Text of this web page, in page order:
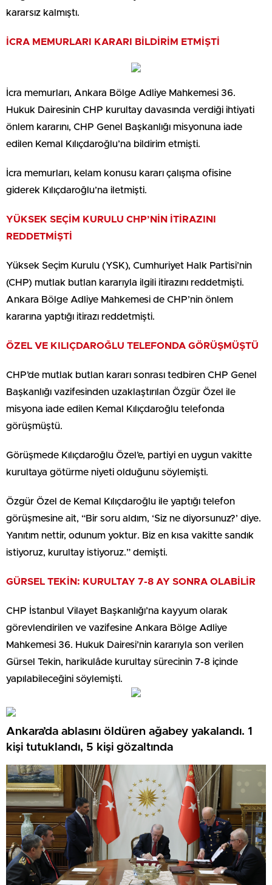
kararsız kalmıştı.
İCRA MEMURLARI KARARI BİLDİRİM ETMİŞTİ
İcra memurları, Ankara Bölge Adliye Mahkemesi 36.
Hukuk Dairesinin CHP kurultay davasında verdiği ihtiyati
önlem kararını, CHP Genel Başkanlığı misyonuna iade
edilen Kemal Kılıçdaroğlu’na bildirim etmişti.
İcra memurları, kelam konusu kararı çalışma ofisine
giderek Kılıçdaroğlu’na iletmişti.
YÜKSEK SEÇİM KURULU CHP’NİN İTİRAZINI
REDDETMİŞTİ
Yüksek Seçim Kurulu (YSK), Cumhuriyet Halk Partisi’nin
(CHP) mutlak butlan kararıyla ilgili itirazını reddetmişti.
Ankara Bölge Adliye Mahkemesi de CHP’nin önlem
kararına yaptığı itirazı reddetmişti.
ÖZEL VE KILIÇDAROĞLU TELEFONDA GÖRÜŞMÜŞTÜ
CHP’de mutlak butlan kararı sonrası tedbiren CHP Genel
Başkanlığı vazifesinden uzaklaştırılan Özgür Özel ile
misyona iade edilen Kemal Kılıçdaroğlu telefonda
görüşmüştü.
Görüşmede Kılıçdaroğlu Özel’e, partiyi en uygun vakitte
kurultaya götürme niyeti olduğunu söylemişti.
Özgür Özel de Kemal Kılıçdaroğlu ile yaptığı telefon
görüşmesine ait, “Bir soru aldım, ‘Siz ne diyorsunuz?’ diye.
Yanıtım nettir, odunum yoktur. Biz en kısa vakitte sandık
istiyoruz, kurultay istiyoruz.” demişti.
GÜRSEL TEKİN: KURULTAY 7-8 AY SONRA OLABİLİR
CHP İstanbul Vilayet Başkanlığı’na kayyum olarak
görevlendirilen ve vazifesine Ankara Bölge Adliye
Mahkemesi 36. Hukuk Dairesi’nin kararıyla son verilen
Gürsel Tekin, harikulâde kurultay sürecinin 7-8 içinde
yapılabileceğini söylemişti.
Ankara’da ablasını öldüren ağabey yakalandı. 1
kişi tutuklandı, 5 kişi gözaltında